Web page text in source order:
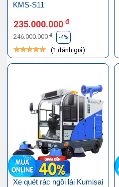
KMS-S11
235.000.000 đ
246.000.000đ -4%
(1 đánh giá)
Xe quét rác ngồi lái Kumisai